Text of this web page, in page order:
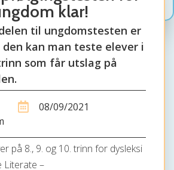
klar!
til ungdomstesten er
kan man teste elever i
som får utslag på
08/09/2021
på 8., 9. og 10. trinn for dysleksi
Literate –